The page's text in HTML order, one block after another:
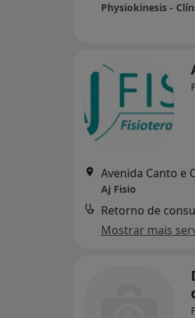
Physiokinesis -
Aj Fisio
Retorno de
Mostrar mais